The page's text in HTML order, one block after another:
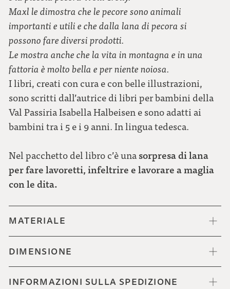
Maxl le dimostra che le pecore sono animali
importanti e utili e che dalla lana di pecora si
possono fare diversi prodotti.
Le mostra anche che la vita in montagna e in una
fattoria è molto bella e per niente noiosa.
I libri, creati con cura e con belle illustrazioni,
sono scritti dall’autrice di libri per bambini della
Val Passiria Isabella Halbeisen e sono adatti ai
bambini tra i 5 e i 9 anni. In lingua tedesca.
Nel pacchetto del libro c’è unasorpresa di lana
per fare lavoretti, infeltrire e lavorare a maglia
con le dita.
MATERIALE
DIMENSIONE
INFORMAZIONI SULLA SPEDIZIONE